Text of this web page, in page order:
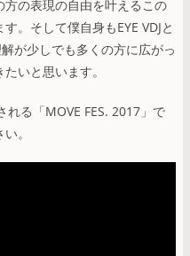
方の表現の自由を叶えるこの
。そして僕自身もEYE VDJと
が少しでも多くの方に広がっ
いと思います。
る「MOVE FES. 2017」で
。